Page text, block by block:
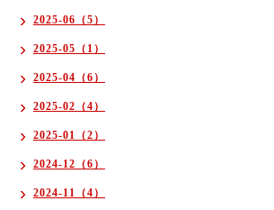
2025-06（5）
2025-05（1）
2025-04（6）
2025-02（4）
2025-01（2）
2024-12（6）
2024-11（4）